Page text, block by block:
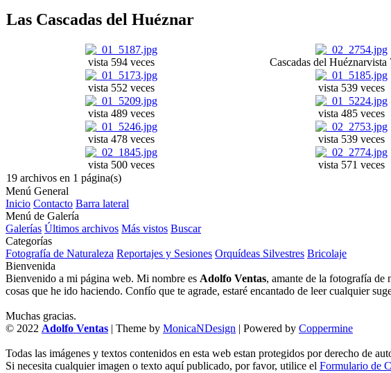
Las Cascadas del Huéznar
vista 594 veces Cascadas del Huéznarvista
vista 552 veces vista 539 veces
vista 489 veces vista 485 veces
vista 478 veces vista 539 veces
vista 500 veces vista 571 veces
19 archivos en 1 página(s)
Menú General
Inicio Contacto Barra lateral
Menú de Galería
Galerías Últimos archivos Más vistos Buscar
Categorías
Fotografía de Naturaleza Reportajes y Sesiones Orquídeas Silvestres Bricolaje
Bienvenida
Bienvenido a mi página web. Mi nombre es Adolfo Ventas, amante de la fotografía de
cosas que he ido haciendo. Confío que te agrade, estaré encantado de leer cualquier
Muchas gracias.
© 2022 Adolfo Ventas | Theme by MonicaNDesign | Powered by Coppermine
Todas las imágenes y textos contenidos en esta web estan protegidos por derecho de
Si necesita cualquier imagen o texto aquí publicado, por favor, utilice el Formulario de